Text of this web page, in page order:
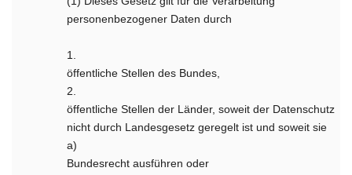
personenbezogener Daten durch
1.
öffentliche Stellen des Bundes,
2.
öffentliche Stellen der Länder, soweit der Datenschutz
nicht durch Landesgesetz geregelt ist und soweit sie
a)
Bundesrecht ausführen oder